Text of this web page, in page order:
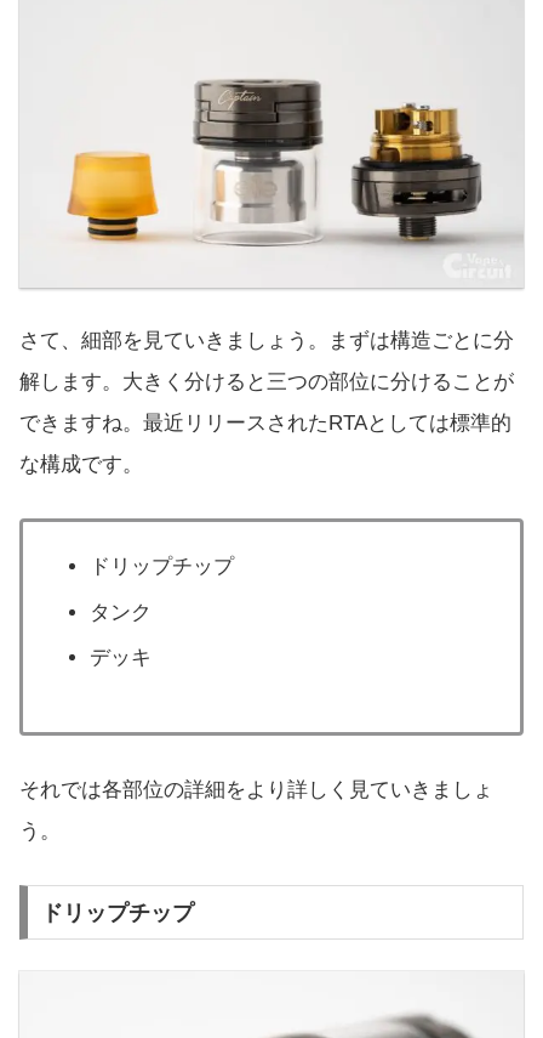
さて、細部を見ていきましょう。まずは構造ごとに分
解します。大きく分けると三つの部位に分けることが
できますね。最近リリースされたRTAとしては標準的
な構成です。
ドリップチップ
タンク
デッキ
それでは各部位の詳細をより詳しく見ていきましょ
う。
ドリップチップ